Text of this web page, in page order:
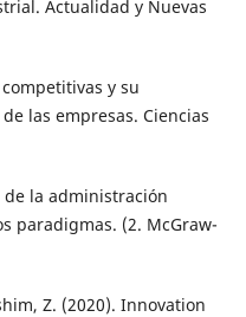
Actualidad y Nuevas
y su
las empresas. Ciencias
de la administración
paradigmas. (2. McGraw-
Z. (2020). Innovation